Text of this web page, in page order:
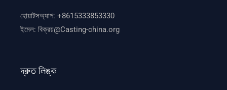
হোয়াটসঅ্যাপ:+8615333853330
ইমেল:বিক্রয়@Casting-china.org
দ্রুত লিঙ্ক